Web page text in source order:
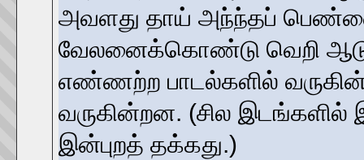
அவளது தாய் அந்ந்தப்
வேலனைக்கொண்டு வெறி
எண்ணற்ற பாடல்களில்
வருகின்றன. (சில இடங்களில்
இன்புறத் தக்கது.)